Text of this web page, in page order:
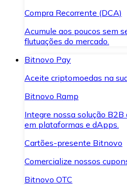
Compra Recorrente (DCA)
Acumule aos poucos sem
flutuações do mercado.
Bitnovo Pay
Aceite criptomoedas na
Bitnovo Ramp
Integre nossa solução
em plataformas e dApps.
Cartões-presente Bitnovo
Comercialize nossos
Bitnovo OTC